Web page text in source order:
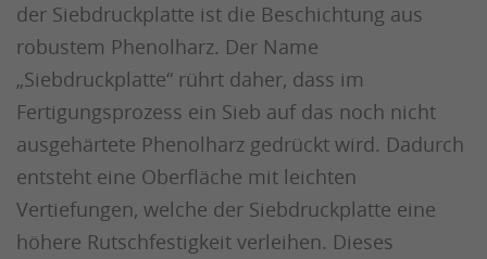
der Siebdruckplatte ist die Beschichtung aus
robustem Phenolharz. Der Name
„Siebdruckplatte“ rührt daher, dass im
Fertigungsprozess ein Sieb auf das noch nicht
ausgehärtete Phenolharz gedrückt wird. Dadurch
entsteht eine Oberfläche mit leichten
Vertiefungen, welche der Siebdruckplatte eine
höhere Rutschfestigkeit verleihen. Dieses